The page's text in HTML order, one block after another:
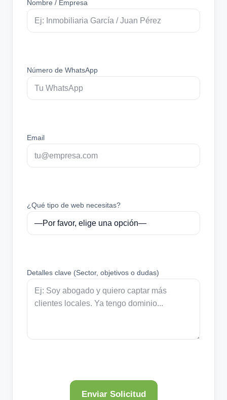
Nombre / Empresa
Número de WhatsApp
Email
¿Qué tipo de web necesitas?
Detalles clave (Sector, objetivos o dudas)